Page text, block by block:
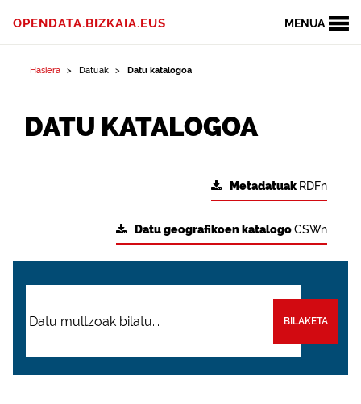
MENUA
OPENDATA.BIZKAIA.EUS
Hasiera Datuak Datu katalogoa
DATU KATALOGOA
Metadatuak RDFn
Datu geografikoen katalogoCSWn
BILAKETA